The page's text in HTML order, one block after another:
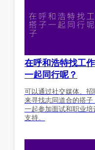
在呼和浩特找工
一起同行呢？
可以通过社交媒体、
来寻找志同道合的搭
一起参加面试和职业
支持。